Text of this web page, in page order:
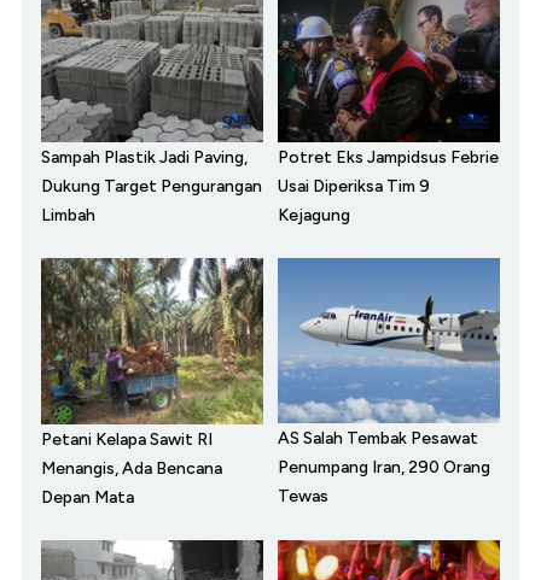
Sampah Plastik Jadi Paving,
Dukung Target Pengurangan
Limbah
Potret Eks Jampidsus Febrie
Usai Diperiksa Tim 9
Kejagung
Petani Kelapa Sawit RI
Menangis, Ada Bencana
Depan Mata
AS Salah Tembak Pesawat
Penumpang Iran, 290 Orang
Tewas